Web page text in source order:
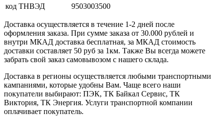
код ТНВЭД
9503003500
Доставка осуществляется в течение 1-2 дней после
оформления заказа. При сумме заказа от 30.000 рублей и
внутри МКАД доставка бесплатная, за МКАД стоимость
доставки составляет 50 руб за 1км. Также Вы всегда можете
забрать свой заказ самовывозом с нашего склада.
Доставка в регионы осуществляется любыми транспортными
кампаниями, которые удобны Вам. Чаще всего наши
покупатели выбирают: ПЭК, ТК Байкал Сервис, ТК
Виктория, ТК Энергия. Услуги транспортной компании
оплачивает покупатель.